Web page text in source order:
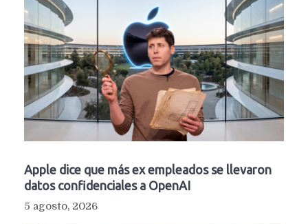
Apple dice que más ex empleados se llevaron
datos confidenciales a OpenAI
5 agosto, 2026